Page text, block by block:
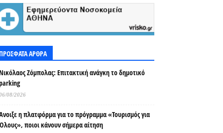
ΑΡΘΡΑ
Ζόμπολας: Επιτακτική ανάγκη το δημοτικό
08/2026
η πλατφόρμα για το πρόγραμμα «Τουρισμός για
ποιοι κάνουν σήμερα αίτηση